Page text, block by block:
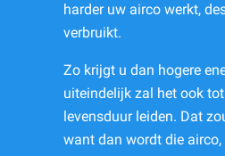
harder uw airco werkt,
verbruikt.
Zo krijgt u dan hogere
uiteindelijk zal het ook
levensduur leiden. Dat
want dan wordt die